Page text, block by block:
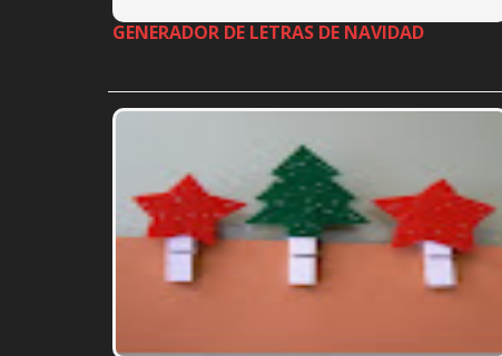
GENERADOR DE LETRAS DE NAVIDAD